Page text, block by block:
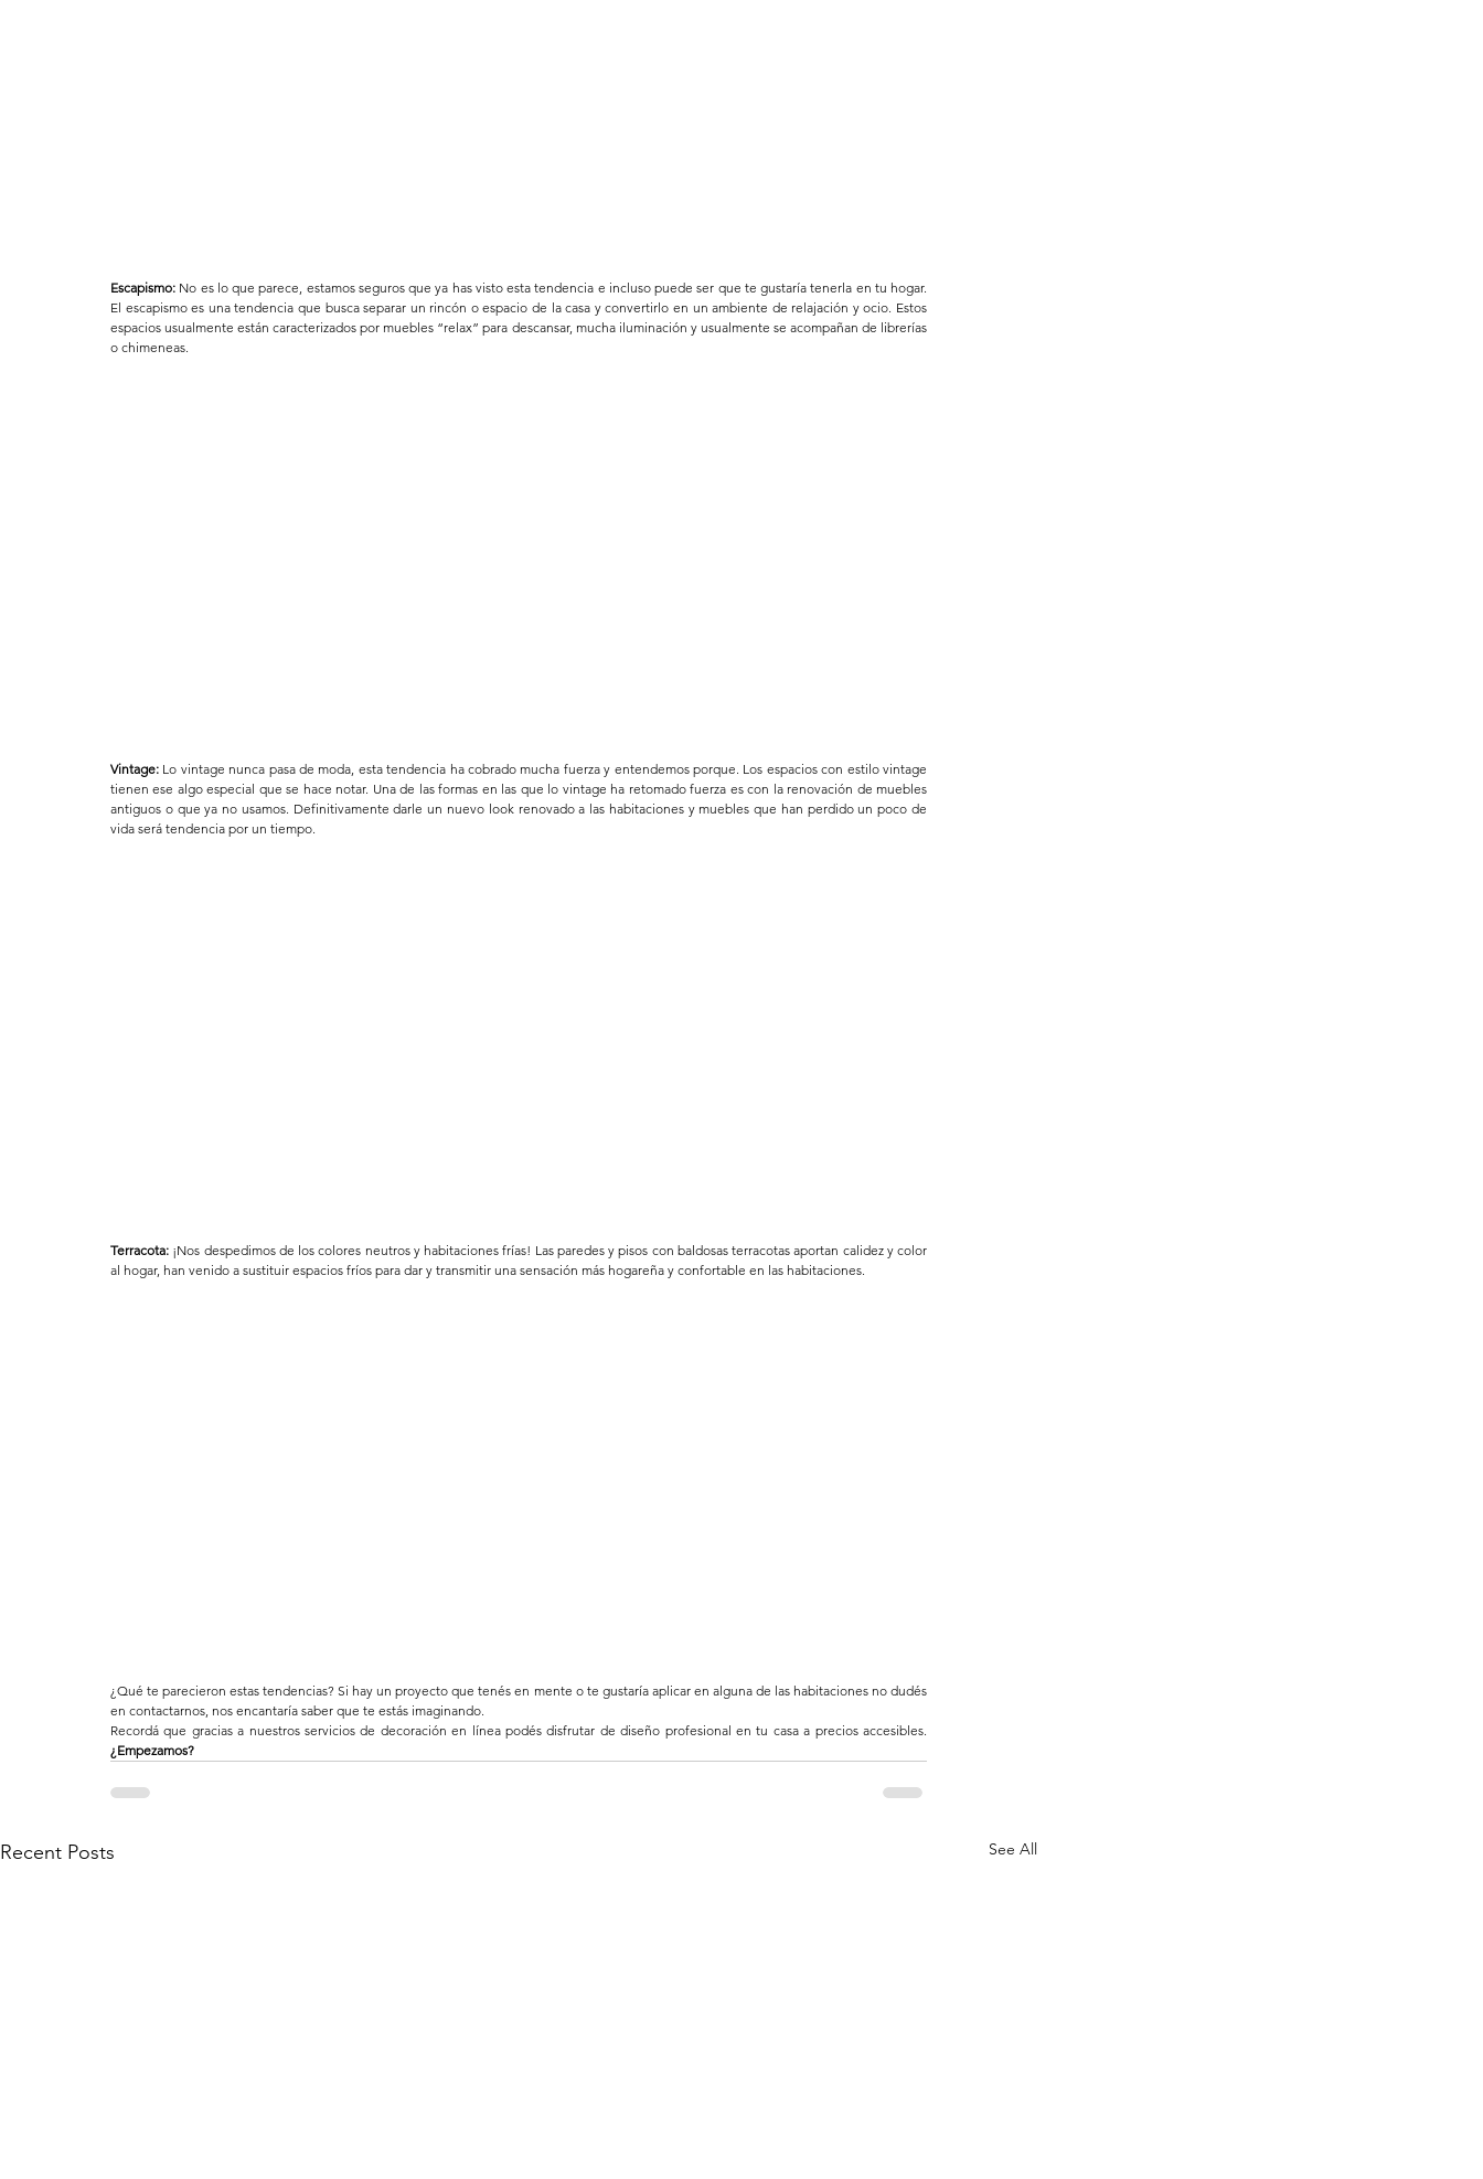
Escapismo: No es lo que parece, estamos seguros que ya has visto esta tendencia e incluso puede ser que te gustaría tenerla en tu hogar.
El escapismo es una tendencia que busca separar un rincón o espacio de la casa y convertirlo en un ambiente de relajación y ocio. Estos
espacios usualmente están caracterizados por muebles “relax” para descansar, mucha iluminación y usualmente se acompañan de librerías
o chimeneas.
Vintage: Lo vintage nunca pasa de moda, esta tendencia ha cobrado mucha fuerza y entendemos porque. Los espacios con estilo vintage
tienen ese algo especial que se hace notar. Una de las formas en las que lo vintage ha retomado fuerza es con la renovación de muebles
antiguos o que ya no usamos. Definitivamente darle un nuevo look renovado a las habitaciones y muebles que han perdido un poco de
vida será tendencia por un tiempo.
Terracota: ¡Nos despedimos de los colores neutros y habitaciones frías! Las paredes y pisos con baldosas terracotas aportan calidez y color
al hogar, han venido a sustituir espacios fríos para dar y transmitir una sensación más hogareña y confortable en las habitaciones.
¿Qué te parecieron estas tendencias? Si hay un proyecto que tenés en mente o te gustaría aplicar en alguna de las habitaciones no dudés
en contactarnos, nos encantaría saber que te estás imaginando.
¿Empezamos?
Recent Posts See All